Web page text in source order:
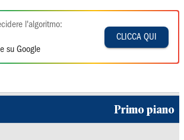
l'algoritmo:
su Google
CLICCA QUI
Primo piano